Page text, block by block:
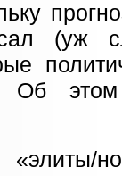
(уж
Об